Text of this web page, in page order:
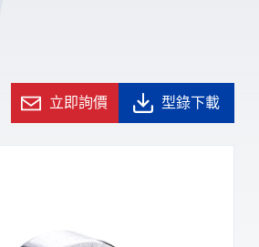
立即詢價 型錄下載